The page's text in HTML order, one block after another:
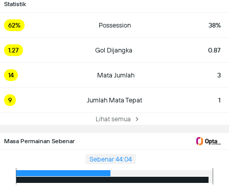
Statistik
62% Possession 38%
1.27 Gol Dijangka 0.87
14 Mata Jumlah 3
9 Jumlah Mata Tepat 1
Lihat semua
Masa Permainan Sebenar
Sebenar 44:04